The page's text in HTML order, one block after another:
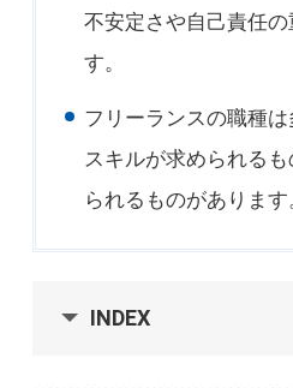
不安定さや自己責任
す。
フリーランスの職種
スキルが求められる
られるものがあります
INDEX